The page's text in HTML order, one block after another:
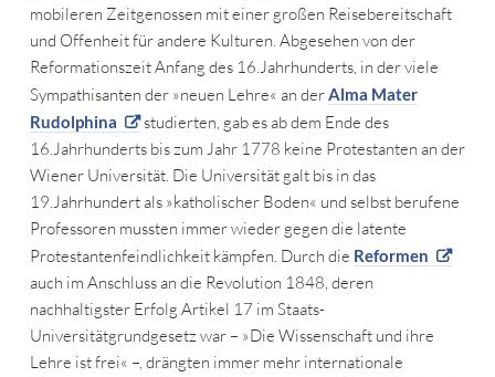
mobileren Zeitgenossen mit einer großen Reisebereitschaft
und Offenheit für andere Kulturen. Abgesehen von der
Reformationszeit Anfang des 16.Jahrhunderts, in der viele
Sympathisanten der »neuen Lehre« an derAlma Mater
Rudolphina
studierten, gab es ab dem Ende des
16.Jahrhunderts bis zum Jahr 1778 keine Protestanten an der
Wiener Universität. Die Universität galt bis in das
19.Jahrhundert als »katholischer Boden« und selbst berufene
Professoren mussten immer wieder gegen die latente
Protestantenfeindlichkeit kämpfen. Durch die Reformen
auch im Anschluss an die Revolution 1848, deren
nachhaltigster Erfolg Artikel 17 im Staats-
Universitätgrundgesetz war – »Die Wissenschaft und ihre
Lehre ist frei« –, drängten immer mehr internationale